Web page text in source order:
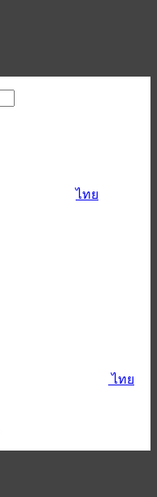
ไทย
ไทย